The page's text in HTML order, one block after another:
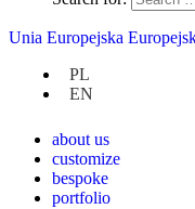
Unia Europejska
PL
EN
Uncategorized
at hand
about us
customize
bespoke
portfolio